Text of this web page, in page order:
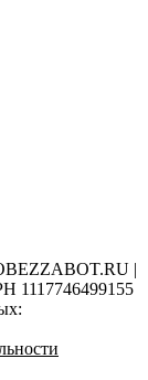
|
1117746499155